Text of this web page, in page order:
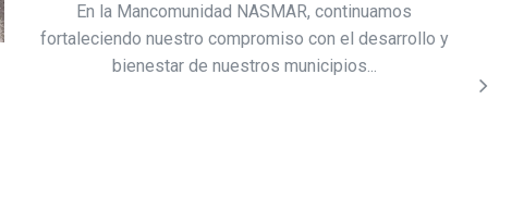
En la Mancomunidad NASMAR, continuamos
fortaleciendo nuestro compromiso con el desarrollo y
bienestar de nuestros municipios...